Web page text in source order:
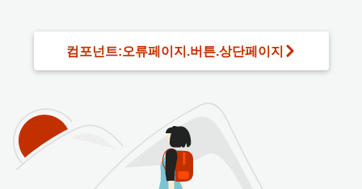
컴포넌트:오류페이지.버튼.상단페이지